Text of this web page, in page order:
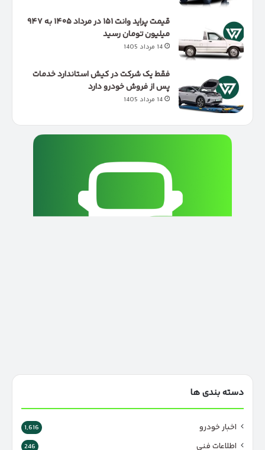
قیمت پراید وانت ۱۵۱ در مرداد ۱۴۰۵ به ۹۴۷
میلیون تومان رسید
14 مرداد 1405
فقط یک شرکت در کیش استاندارد خدمات
پس از فروش خودرو دارد
14 مرداد 1405
دسته بندی ها
اخبار خودرو 1,616
اطلاعات فنی 246